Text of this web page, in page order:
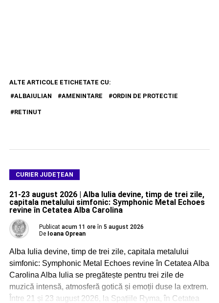
ALTE ARTICOLE ETICHETATE CU:
ALBAIULIAN
AMENINTARE ORDIN DE PROTECTIE
RETINUT
CURIER JUDEȚEAN
21-23 august 2026 | Alba Iulia devine, timp de trei zile,
capitala metalului simfonic: Symphonic Metal Echoes
revine în Cetatea Alba Carolina
Publicat acum 11 ore în 5 august 2026
De Ioana Oprean
Alba Iulia devine, timp de trei zile, capitala metalului
simfonic: Symphonic Metal Echoes revine în Cetatea Alba
Carolina Alba Iulia se pregătește pentru trei zile de
muzică intensă, atmosferă gotică și emoții duse la extrem.
Între 21 și 23 august 2026, la Spațiile Ryma, în Cetatea